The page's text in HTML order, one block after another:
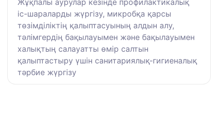
Жұқпалы аурулар кезінде профилактикалық
іс-шараларды жүргізу, микробқа қарсы
төзімділіктің қалыптасуының алдын алу,
тәлімгердің бақылауымен және бақылауымен
халықтың салауатты өмір салтын
қалыптастыру үшін санитариялық-гигиеналық
тәрбие жүргізу